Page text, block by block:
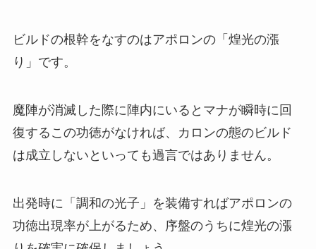
ビルドの根幹をなすのはアポロンの「煌光の漲
り」です。
魔陣が消滅した際に陣内にいるとマナが瞬時に回
復するこの功徳がなければ、カロンの態のビルド
は成立しないといっても過言ではありません。
出発時に「調和の光子」を装備すればアポロンの
功徳出現率が上がるため、序盤のうちに煌光の漲